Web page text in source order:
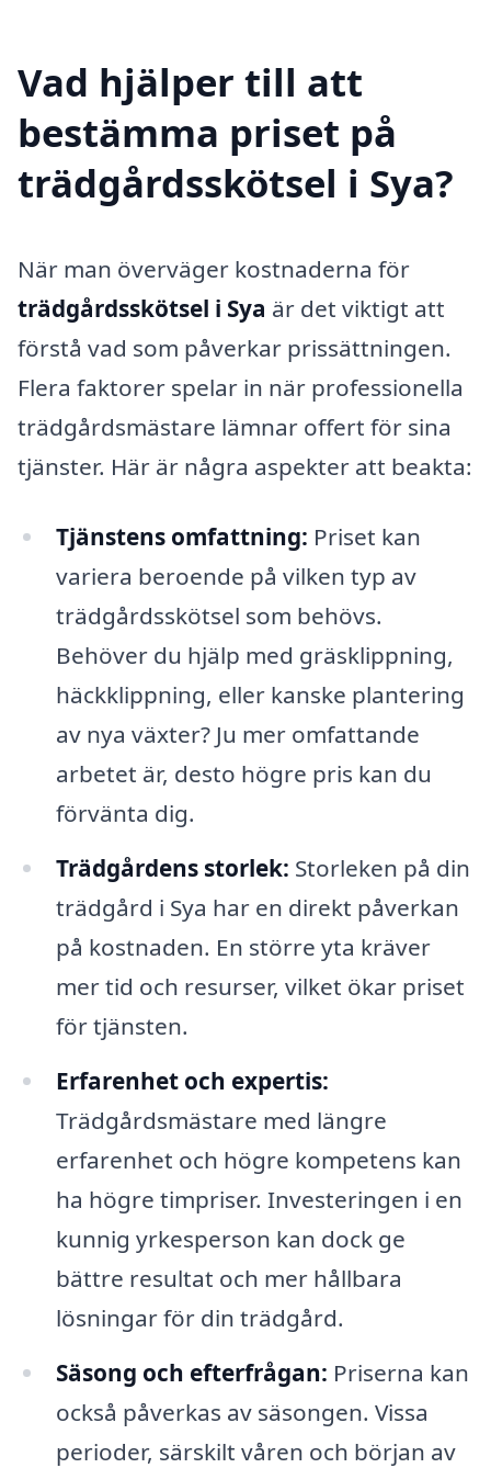
Vad hjälper till att
bestämma priset på
trädgårdsskötsel i Sya?
När man överväger kostnaderna för
trädgårdsskötsel i Sya är det viktigt att
förstå vad som påverkar prissättningen.
Flera faktorer spelar in när professionella
trädgårdsmästare lämnar offert för sina
tjänster. Här är några aspekter att beakta:
Tjänstens omfattning: Priset kan
variera beroende på vilken typ av
trädgårdsskötsel som behövs.
Behöver du hjälp med gräsklippning,
häckklippning, eller kanske plantering
av nya växter? Ju mer omfattande
arbetet är, desto högre pris kan du
förvänta dig.
Trädgårdens storlek: Storleken på din
trädgård i Sya har en direkt påverkan
på kostnaden. En större yta kräver
mer tid och resurser, vilket ökar priset
för tjänsten.
Erfarenhet och expertis:
Trädgårdsmästare med längre
erfarenhet och högre kompetens kan
ha högre timpriser. Investeringen i en
kunnig yrkesperson kan dock ge
bättre resultat och mer hållbara
lösningar för din trädgård.
Säsong och efterfrågan: Priserna kan
också påverkas av säsongen. Vissa
perioder, särskilt våren och början av